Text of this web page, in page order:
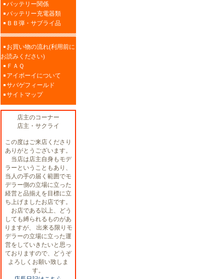
バッテリー関係
バッテリー充電器類
ＢＢ弾・サブライ品
お買い物の流れ(利用前に
お読みください)
ＦＡＱ
アイボーイについて
サバゲフィールド
サイトマップ
店主のコーナー
店主・サクライ
この度はご来店くださり
ありがとうございます。
当店は店主自身もモデ
ラーということもあり、
当人の手の届く範囲でモ
デラー側の立場に立った
経営と品揃えを目標に立
ち上げましたお店です。
お店である以上、どう
しても縛られるものがあ
りますが、 出来る限りモ
デラーの立場に立った運
営をしていきたいと思っ
ておりますので、どうぞ
よろしくお願い致しま
す。